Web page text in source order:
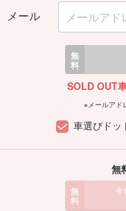
メール
無
料
SOLD OUT
※メールアド
車選びドッ
無
無
料
今